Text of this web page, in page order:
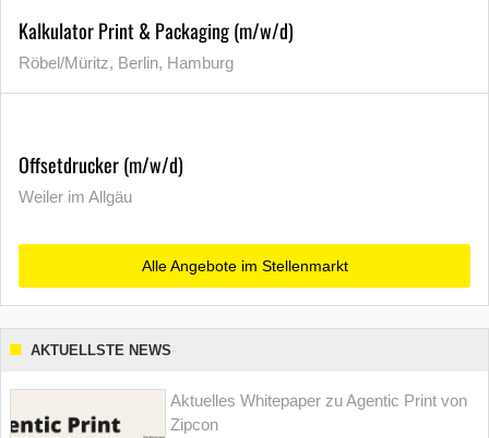
Kalkulator Print & Packaging (m/w/d)
Röbel/Müritz, Berlin, Hamburg
Offsetdrucker (m/w/d)
Weiler im Allgäu
Alle Angebote im Stellenmarkt
AKTUELLSTE NEWS
Aktuelles Whitepaper zu Agentic Print von
Zipcon